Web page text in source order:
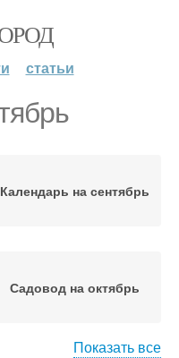
статьи
Календарь на сентябрь
Садовод на октябрь
Показать все